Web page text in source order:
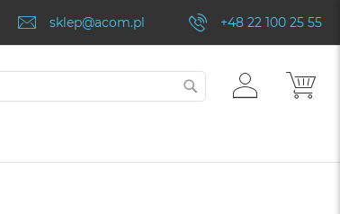
sklep@acom.pl +48 22 100 25 55
ZALOGUJ
SIĘ
SZUKAJ